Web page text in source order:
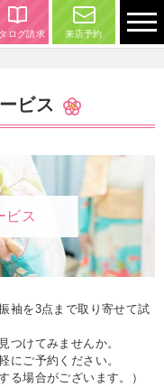
ログ請求 来店予約
ビス
ビス
袖を3点まで取り寄せて試
つけてみませんか。
にご予約ください。
る場合がございます。）